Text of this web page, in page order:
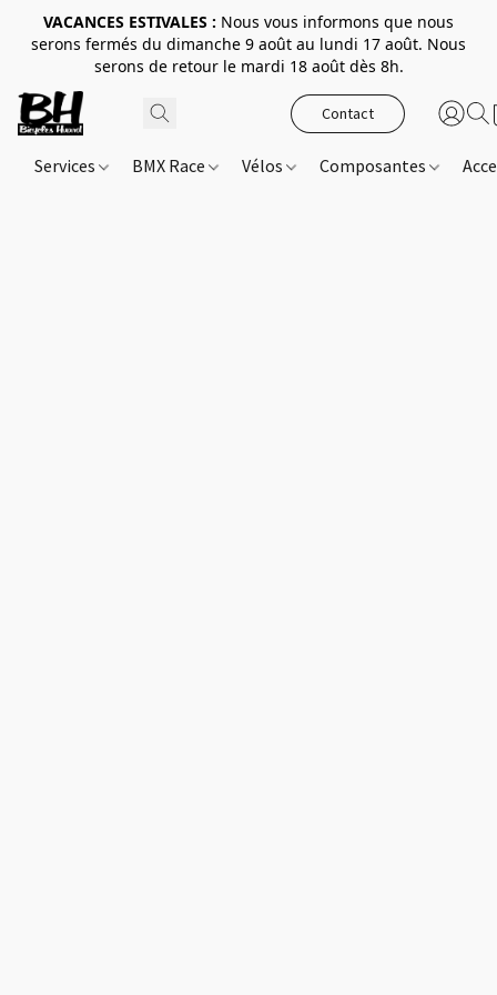
VACANCES ESTIVALES : Nous vous informons que nous
serons fermés du dimanche 9 août au lundi 17 août. Nous
serons de retour le mardi 18 août dès 8h.
Contact
Services BMX Race Vélos Composantes